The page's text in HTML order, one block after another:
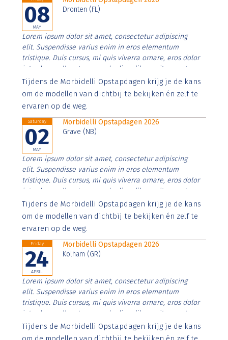
08
MAY
Dronten (FL)
Lorem ipsum dolor sit amet, consectetur adipiscing
elit. Suspendisse varius enim in eros elementum
tristique. Duis cursus, mi quis viverra ornare, eros dolor
interdum nulla, ut commodo diam libero vitae erat.
Aenean faucibus nibh et justo cursus id rutrum lorem
imperdiet. Nunc ut sem vitae risus tristique posuere.
Tijdens de Morbidelli Opstapdagen krijg je de kans
om de modellen van dichtbij te bekijken én zelf te
ervaren op de weg.
Saturday
02
MAY
Morbidelli Opstapdagen 2026
Grave (NB)
Lorem ipsum dolor sit amet, consectetur adipiscing
elit. Suspendisse varius enim in eros elementum
tristique. Duis cursus, mi quis viverra ornare, eros dolor
interdum nulla, ut commodo diam libero vitae erat.
Aenean faucibus nibh et justo cursus id rutrum lorem
imperdiet. Nunc ut sem vitae risus tristique posuere.
Tijdens de Morbidelli Opstapdagen krijg je de kans
om de modellen van dichtbij te bekijken én zelf te
ervaren op de weg.
Friday
24
APRIL
Morbidelli Opstapdagen 2026
Kolham (GR)
Lorem ipsum dolor sit amet, consectetur adipiscing
elit. Suspendisse varius enim in eros elementum
tristique. Duis cursus, mi quis viverra ornare, eros dolor
interdum nulla, ut commodo diam libero vitae erat.
Aenean faucibus nibh et justo cursus id rutrum lorem
imperdiet. Nunc ut sem vitae risus tristique posuere.
Tijdens de Morbidelli Opstapdagen krijg je de kans